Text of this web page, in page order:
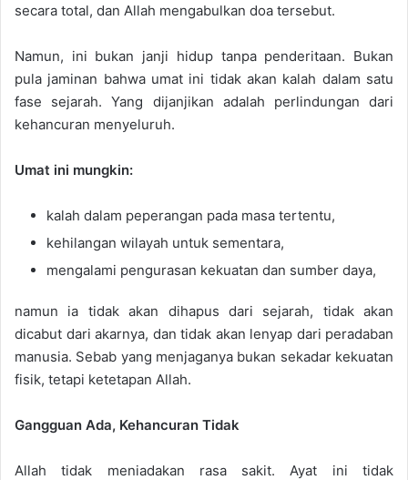
secara total, dan Allah mengabulkan doa tersebut.
Namun, ini bukan janji hidup tanpa penderitaan. Bukan
pula jaminan bahwa umat ini tidak akan kalah dalam satu
fase sejarah. Yang dijanjikan adalah perlindungan dari
kehancuran menyeluruh.
Umat ini mungkin:
kalah dalam peperangan pada masa tertentu,
kehilangan wilayah untuk sementara,
mengalami pengurasan kekuatan dan sumber daya,
namun ia tidak akan dihapus dari sejarah, tidak akan
dicabut dari akarnya, dan tidak akan lenyap dari peradaban
manusia. Sebab yang menjaganya bukan sekadar kekuatan
fisik, tetapi ketetapan Allah.
Gangguan Ada, Kehancuran Tidak
Allah tidak meniadakan rasa sakit. Ayat ini tidak